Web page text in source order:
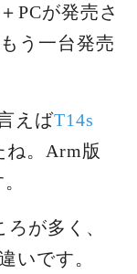
PCが発売さ
う一台発売
えばT14s
ね。Arm版
が多く、
いです。